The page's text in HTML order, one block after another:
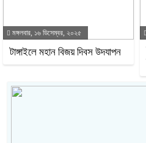
মঙ্গলবার, ১৬ ডিসেম্বর, ২০২৫
টাঙ্গাইলে মহান বিজয় দিবস উদযাপন